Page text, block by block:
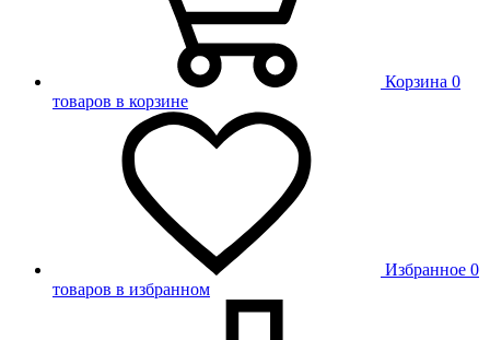
Корзина 0
товаров в корзине
Избранное 0
товаров в избранном